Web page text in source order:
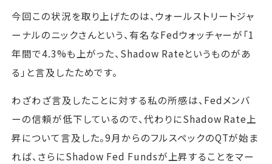
今回この状況を取り上げたのは、ウォールストリートジャ
ーナルのニックさんという、有名なFedウォッチャーが「1
年間で4.3%も上がった、Shadow Rateというものがあ
る」と言及したためです。
わざわざ言及したことに対する私の所感は、Fedメンバ
ーの信頼が低下しているので、代わりにShadow Rate上
昇について言及した。9月からのフルスペックのQTが始ま
れば、さらにShadow Fed Fundsが上昇することをマー